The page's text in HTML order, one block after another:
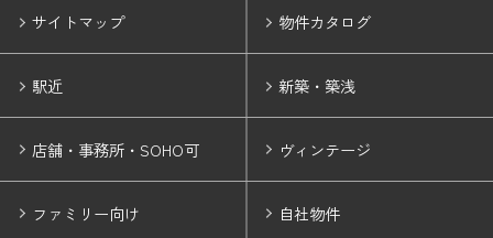
サイトマップ 物件カタログ
駅近 新築・築浅
店舗・事務所・SOHO可 ヴィンテージ
ファミリー向け 自社物件